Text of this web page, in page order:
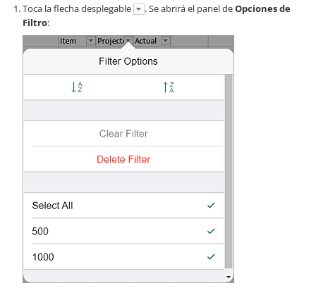
Toca la flecha desplegable
. Se abrirá el panel deOpciones de
Filtro: